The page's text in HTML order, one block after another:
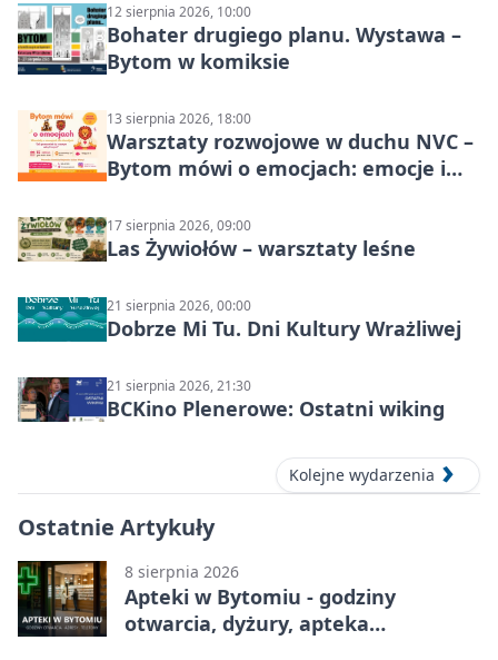
12 sierpnia 2026, 10:00
Bohater drugiego planu. Wystawa –
Bytom w komiksie
13 sierpnia 2026, 18:00
Warsztaty rozwojowe w duchu NVC –
Bytom mówi o emocjach: emocje i
17 sierpnia 2026, 09:00
Las Żywiołów – warsztaty leśne
21 sierpnia 2026, 00:00
Dobrze Mi Tu. Dni Kultury Wrażliwej
21 sierpnia 2026, 21:30
BCKino Plenerowe: Ostatni wiking
Kolejne wydarzenia
Ostatnie Artykuły
8 sierpnia 2026
Apteki w Bytomiu - godziny
otwarcia, dyżury, apteka